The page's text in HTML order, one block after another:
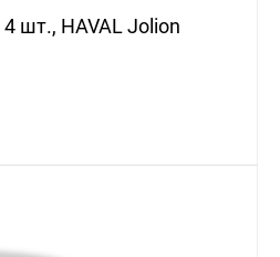
шт., HAVAL Jolion